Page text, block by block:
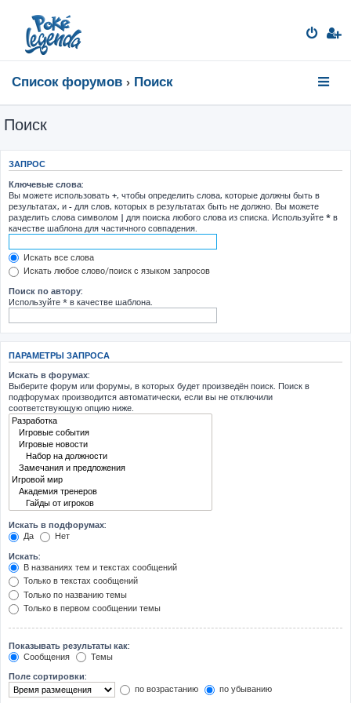
Список форумов Поиск
Поиск
ЗАПРОС
Ключевые слова:
Вы можете использовать +, чтобы определить слова, которые должны быть в
результатах, и - для слов, которых в результатах быть не должно. Вы можете
разделить слова символом | для поиска любого слова из списка. Используйте * в
качестве шаблона для частичного совпадения.
Искать все слова
Искать любое слово/поиск с языком запросов
Поиск по автору:
Используйте * в качестве шаблона.
ПАРАМЕТРЫ ЗАПРОСА
Искать в форумах:
Выберите форум или форумы, в которых будет произведён поиск. Поиск в
подфорумах производится автоматически, если вы не отключили
соответствующую опцию ниже.
Искать в подфорумах:
Да
Нет
Искать:
В названиях тем и текстах сообщений
Только в текстах сообщений
Только по названию темы
Только в первом сообщении темы
Показывать результаты как:
Сообщения
Темы
Поле сортировки:
по возрастанию
по убыванию